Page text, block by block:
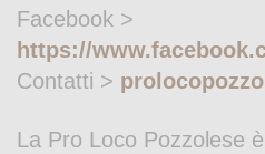
Facebook >
https://
Contatti >
La Pro Loco Pozzolese